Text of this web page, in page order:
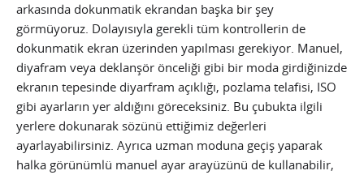
arkasında dokunmatik ekrandan başka bir şey
görmüyoruz. Dolayısıyla gerekli tüm kontrollerin de
dokunmatik ekran üzerinden yapılması gerekiyor. Manuel,
diyafram veya deklanşör önceliği gibi bir moda girdiğinizde
ekranın tepesinde diyarfram açıklığı, pozlama telafisi, ISO
gibi ayarların yer aldığını göreceksiniz. Bu çubukta ilgili
yerlere dokunarak sözünü ettiğimiz değerleri
ayarlayabilirsiniz. Ayrıca uzman moduna geçiş yaparak
halka görünümlü manuel ayar arayüzünü de kullanabilir,